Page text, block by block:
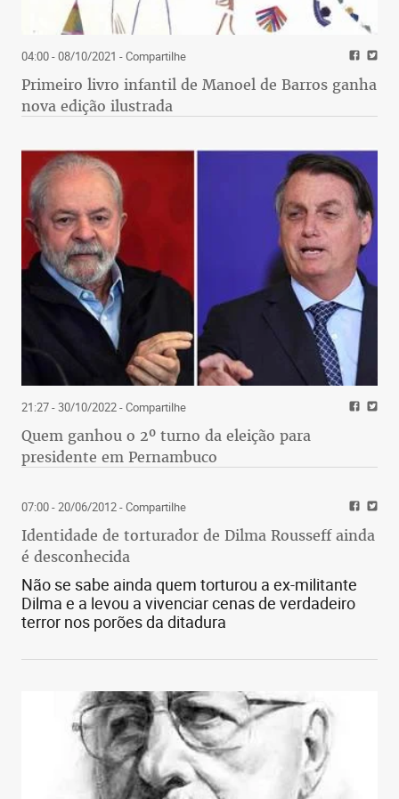
04:00 - 08/10/2021 - Compartilhe
Primeiro livro infantil de Manoel de Barros ganha
nova edição ilustrada
21:27 - 30/10/2022- Compartilhe
Quem ganhou o 2º turno da eleição para
presidente em Pernambuco
07:00 - 20/06/2012- Compartilhe
Identidade de torturador de Dilma Rousseff ainda
é desconhecida
Não se sabe ainda quem torturou a ex-militante
Dilma e a levou a vivenciar cenas de verdadeiro
terror nos porões da ditadura